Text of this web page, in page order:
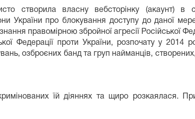
створила власну вебсторінку (акаунт) в
України про блокування доступу до даної
правомірною збройної агресії Російської
Федерації проти України, розпочату у 2014
озброєних банд та груп найманців,
їй діяннях та щиро розкаялася.